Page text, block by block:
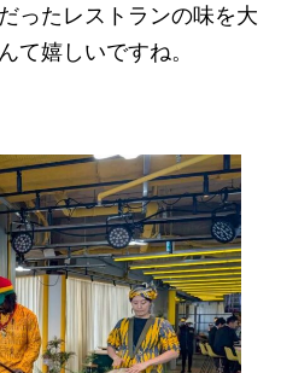
ったレストランの味を大
て嬉しいですね。